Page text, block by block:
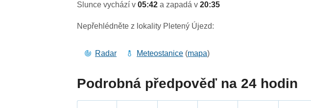
Slunce vychází v05:42a zapadá v20:35
Nepřehlédněte z lokality Pletený Újezd:
Radar Meteostanice (mapa)
Podrobná předpověď na 24 hodin